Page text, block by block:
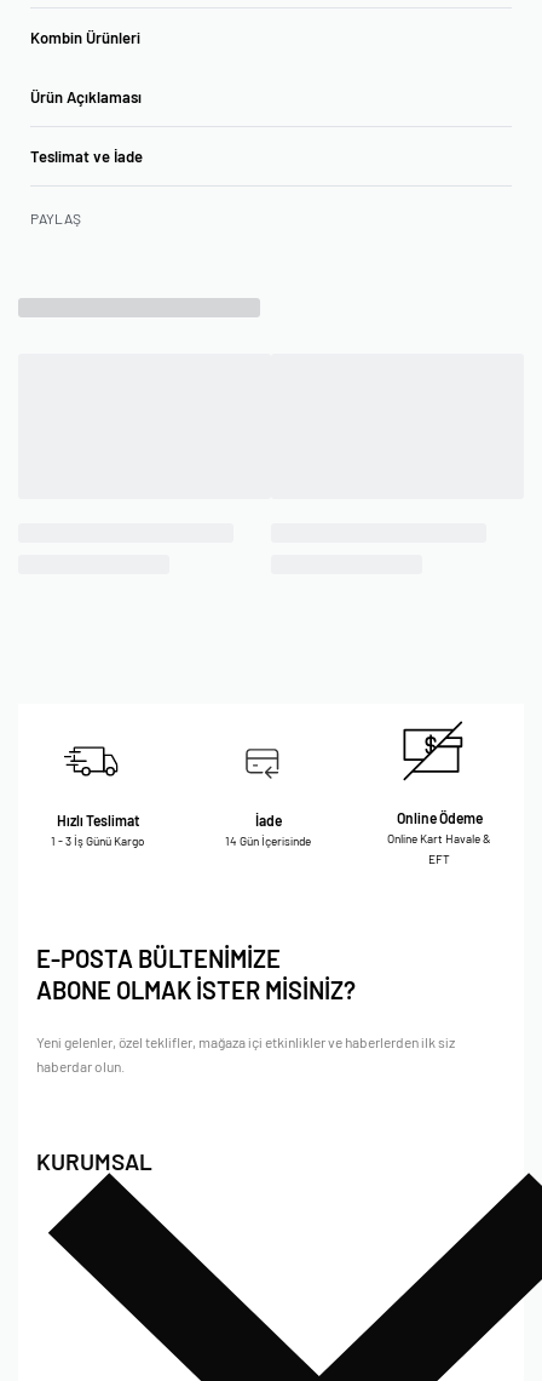
Kombin Ürünleri
Ürün Açıklaması
Teslimat ve İade
PAYLAŞ
Hızlı Teslimat
1 - 3 İş Günü Kargo
İade
14 Gün İçerisinde
Online Ödeme
Online Kart Havale &
EFT
KURUMSAL
E-POSTA BÜLTENİMİZE
ABONE OLMAK İSTER MİSİNİZ?
Yeni gelenler, özel teklifler, mağaza içi etkinlikler ve haberlerden ilk siz
haberdar olun.